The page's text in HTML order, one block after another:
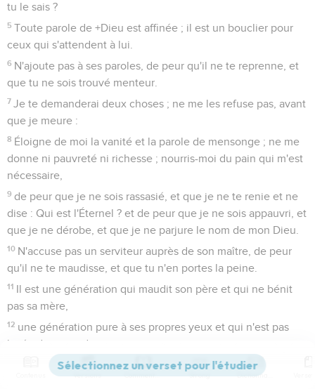
tu le sais ?
5 Toute parole de +Dieu est affinée ; il est un bouclier pour
ceux qui s'attendent à lui.
6 N'ajoute pas à ses paroles, de peur qu'il ne te reprenne, et
que tu ne sois trouvé menteur.
7 Je te demanderai deux choses ; ne me les refuse pas, avant
que je meure :
8 Éloigne de moi la vanité et la parole de mensonge ; ne me
donne ni pauvreté ni richesse ; nourris-moi du pain qui m'est
nécessaire,
9 de peur que je ne sois rassasié, et que je ne te renie et ne
dise : Qui est l'Éternel ? et de peur que je ne sois appauvri, et
que je ne dérobe, et que je ne parjure le nom de mon Dieu.
10 N'accuse pas un serviteur auprès de son maître, de peur
qu'il ne te maudisse, et que tu n'en portes la peine.
11 Il est une génération qui maudit son père et qui ne bénit
pas sa mère,
12 une génération pure à ses propres yeux et qui n'est pas
lavée de son ordure,
une génération,... que ses yeux sont hautains, et ses
Versions Commentaires Strong